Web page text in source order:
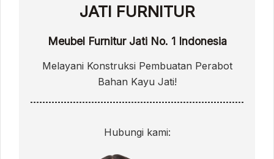
JATI FURNITUR
Meubel Furnitur Jati No. 1 Indonesia
Melayani Konstruksi Pembuatan Perabot
Bahan Kayu Jati!
Hubungi kami: